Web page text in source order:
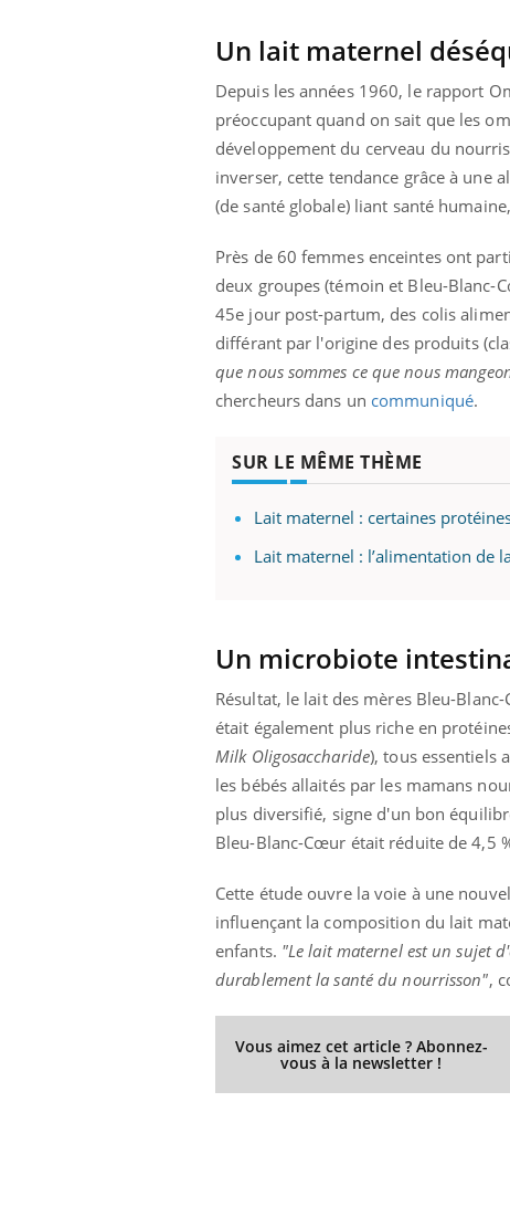
Un lait maternel
Depuis les années 1960, le rapport
préoccupant quand on sait que les
développement du cerveau du
inverser, cette tendance grâce à une
(de santé globale) liant santé
Près de 60 femmes enceintes ont
deux groupes (témoin et Bleu-Blanc-
45e jour post-partum, des colis
différant par l'origine des produits
que nous sommes ce que nous
chercheurs dans un communiqué.
SUR LE MÊME THÈME
Lait maternel : certaines
Lait maternel : l’alimentation de
Un microbiote
Résultat, le lait des mères Bleu-
était également plus riche en
Milk Oligosaccharide), tous essentiels
les bébés allaités par les mamans
plus diversifié, signe d'un bon
Bleu-Blanc-Cœur était réduite de 4,5
Cette étude ouvre la voie à une
influençant la composition du lait
enfants. "Le lait maternel est un sujet
durablement la santé du nourrisson",
Vous aimez cet article ? Abonnez-
vous à la newsletter !
COUP DE FOOD sur le diabèteYoutube
Coup de food sur le diabète, c'est votre
nouveau rendez-vous culinaire qui
épisode, une ...
être
"Les